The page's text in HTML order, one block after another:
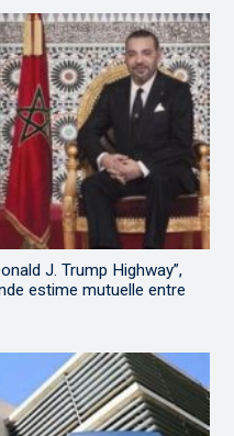
J. Trump Highway”,
estime mutuelle entre